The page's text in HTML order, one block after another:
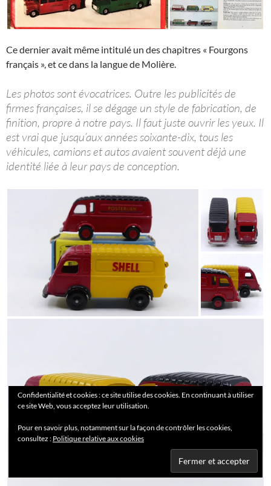
Ce dernier avait même intitulé un des chapitres « Fourgons
français », et ce dans la langue de Molière.
Les photos sont évocatrices. Outre les publicités de
firmes françaises, il se dégage un style de fabrication, de
finition, propre à notre pays. Il faut juste ouvrir les yeux. Il
est vrai que jusqu’aux années soixante-dix, tous les
véhicules, camions et autos avaient souvent déjà une
identité liée à leur pays de conception.
Confidentialité et cookies : ce site utilise des cookies. En continuant à utiliser
ce site Web, vous acceptez leur utilisation.
Pour en savoir plus, notamment sur la façon de contrôler les cookies,
consultez : Politique relative aux cookies